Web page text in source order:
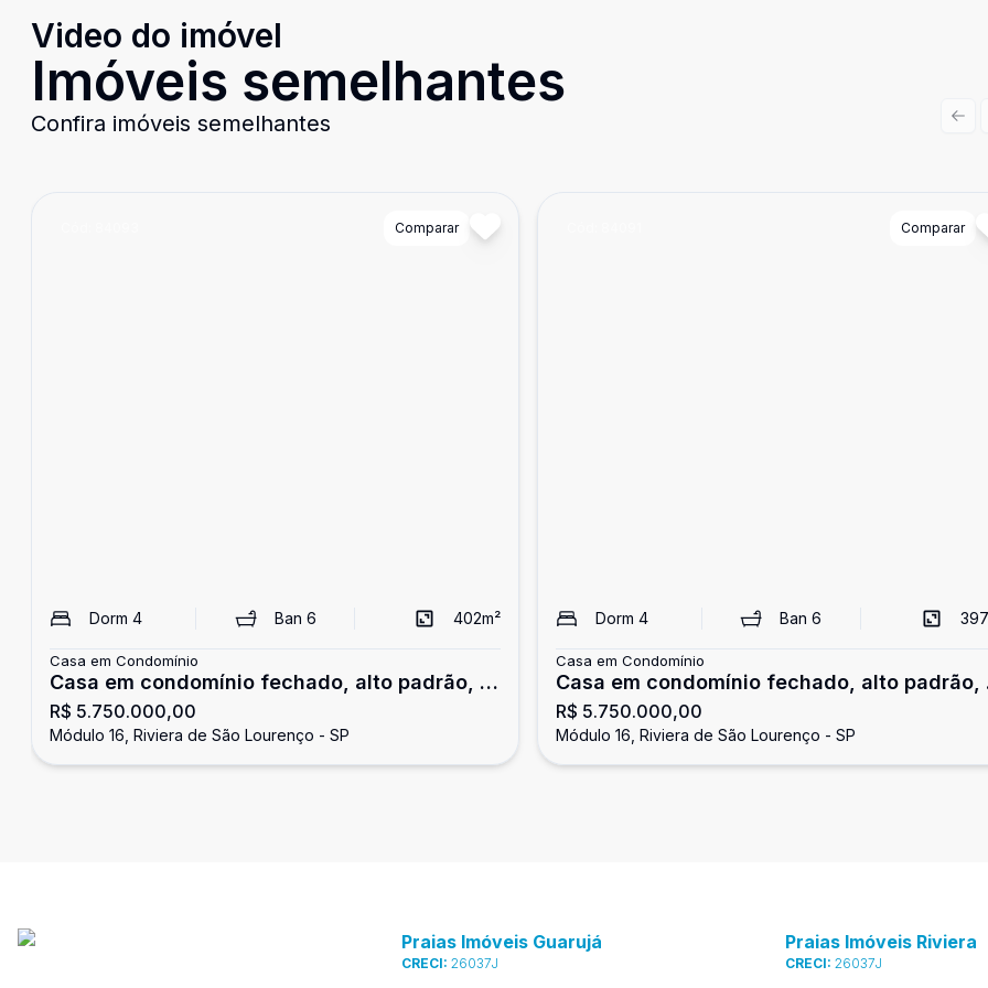
Video do imóvel
Imóveis semelhantes
Confira imóveis semelhantes
Comparar
Dorm 4 Ban 6 402m²
Casa em Condomínio
Casa em condomínio fechado, alto padrão, 4
suítes, Riviera de São Lourenço, módulo 16
R$ 5.750.000,00
Módulo 16, Riviera de São Lourenço - SP
Comparar
Dorm 4 Ban6 397
Casa em Condomínio
Casa em condomínio fechado, alto padrão,
suítes, Riviera de São Lourenço, módulo 16
R$ 5.750.000,00
Módulo 16, Riviera de São Lourenço - SP
Praias Imóveis Guarujá
CRECI: 26037J
Praias Imóveis Riviera
CRECI: 26037J